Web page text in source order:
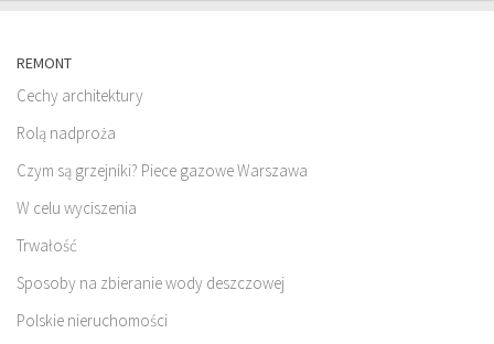
REMONT
Cechy architektury
Rolą nadproża
Czym są grzejniki? Piece gazowe Warszawa
W celu wyciszenia
Trwałość
Sposoby na zbieranie wody deszczowej
Polskie nieruchomości